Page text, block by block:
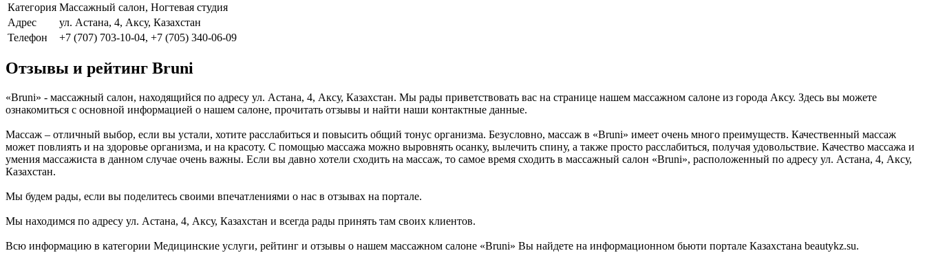
Категория Массажный салон, Ногтевая студия
Адрес
ул. Астана, 4, Аксу, Казахстан
Телефон
+7 (707) 703-10-04, +7 (705) 340-06-09
Отзывы и рейтинг Bruni
«Bruni» - массажный салон, находящийся по адресу ул. Астана, 4, Аксу, Казахстан. Мы рады приветствовать вас на странице нашем массажном салоне из города Аксу. Здесь вы можете
ознакомиться с основной информацией о нашем салоне, прочитать отзывы и найти наши контактные данные.
Массаж – отличный выбор, если вы устали, хотите расслабиться и повысить общий тонус организма. Безусловно, массаж в «Bruni» имеет очень много преимуществ. Качественный массаж
может повлиять и на здоровье организма, и на красоту. С помощью массажа можно выровнять осанку, вылечить спину, а также просто расслабиться, получая удовольствие. Качество массажа и
умения массажиста в данном случае очень важны. Если вы давно хотели сходить на массаж, то самое время сходить в массажный салон «Bruni», расположенный по адресу ул. Астана, 4, Аксу,
Казахстан.
Мы будем рады, если вы поделитесь своими впечатлениями о нас в отзывах на портале.
Мы находимся по адресу ул. Астана, 4, Аксу, Казахстан и всегда рады принять там своих клиентов.
Всю информацию в категории Медицинские услуги, рейтинг и отзывы о нашем массажном салоне «Bruni» Вы найдете на информационном бьюти портале Казахстана beautykz.su.